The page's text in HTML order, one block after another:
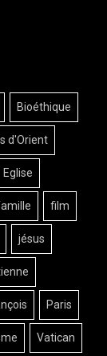
Bioéthique
d'Orient
Eglise
film
jésus
Paris
Vatican